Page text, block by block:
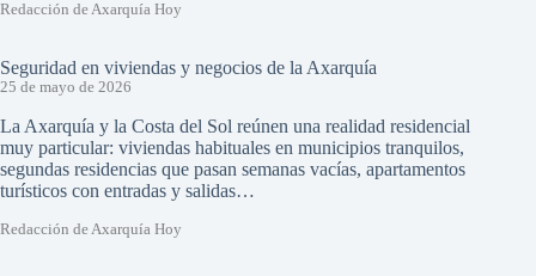
Redacción de Axarquía Hoy
Seguridad en viviendas y negocios de la Axarquía
25 de mayo de 2026
La Axarquía y la Costa del Sol reúnen una realidad residencial
muy particular: viviendas habituales en municipios tranquilos,
segundas residencias que pasan semanas vacías, apartamentos
turísticos con entradas y salidas…
Redacción de Axarquía Hoy